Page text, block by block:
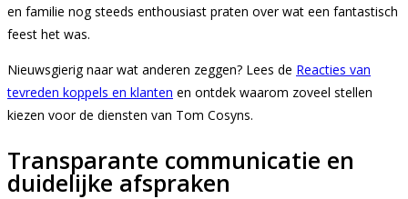
en familie nog steeds enthousiast praten over wat een fantastisch
feest het was.
Nieuwsgierig naar wat anderen zeggen? Lees de Reacties van
tevreden koppels en klanten en ontdek waarom zoveel stellen
kiezen voor de diensten van Tom Cosyns.
Transparante communicatie en
duidelijke afspraken